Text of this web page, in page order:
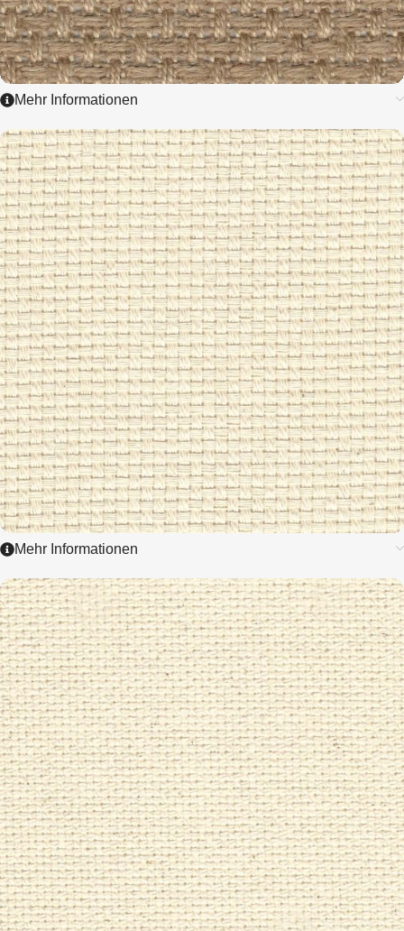
4045
TURKESTAN
1,45 / cm - 3,5 ct.
ZUM ARTIKEL
Mehr Informationen
3528
MONK'S CLOTH
2,8 / cm - 7 ct.
ZUM ARTIKEL
Mehr Informationen